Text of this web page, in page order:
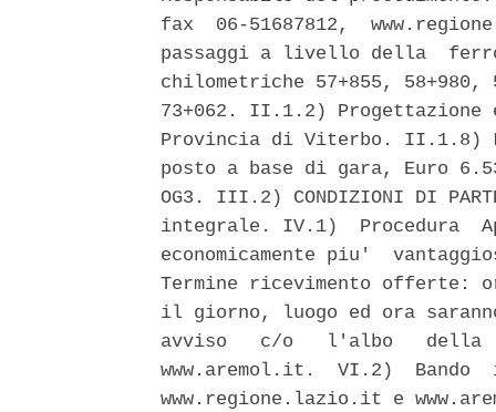
fax  06-51687812,
passaggi a livello della
chilometriche 57+855, 58+980,
73+062. II.1.2) Progettazione
Provincia di Viterbo. II.1.8)
posto a base di gara, Euro
OG3. III.2) CONDIZIONI DI
integrale. IV.1)  Procedura
economicamente piu'
Termine ricevimento offerte:
il giorno, luogo ed ora
avviso   c/o   l'albo   della
www.aremol.it.  VI.2)
www.regione.lazio.it e